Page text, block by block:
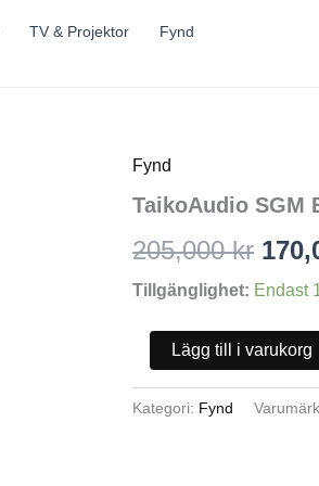
TV & Projektor
Fynd
Fynd
TaikoAudio SGM
205,000kr
var:
Tillgänglighet: Endast
TaikoAudio
Extreme
Lägg till i varukorg
Kategori: Fynd